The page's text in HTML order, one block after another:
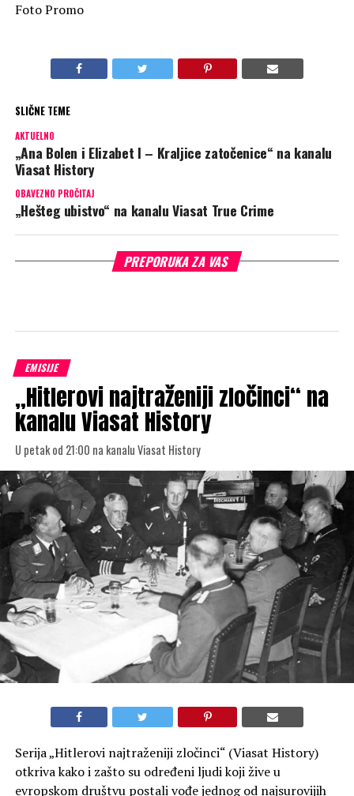
Foto Promo
SLIČNE TEME
AKTUELNO
„Ana Bolen i Elizabet I – Kraljice zatočenice“ na kanalu
Viasat History
OBAVEZNO PROČITAJ
„Hešteg ubistvo“ na kanalu Viasat True Crime
PREPORUKA ZA VAS
EMISIJE
„Hitlerovi najtraženiji zločinci“ na
kanalu Viasat History
U petak od 21:00 na kanalu Viasat History
Serija „Hitlerovi najtraženiji zločinci“ (Viasat History)
otkriva kako i zašto su određeni ljudi koji žive u
evropskom društvu postali vođe jednog od najsurovijih